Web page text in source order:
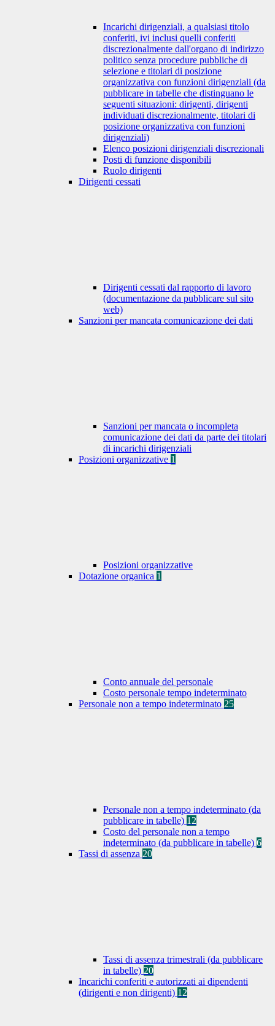
Incarichi dirigenziali, a qualsiasi titolo
conferiti, ivi inclusi quelli conferiti
discrezionalmente dall'organo di indirizzo
politico senza procedure pubbliche di
selezione e titolari di posizione
organizzativa con funzioni dirigenziali (da
pubblicare in tabelle che distinguano le
seguenti situazioni: dirigenti, dirigenti
individuati discrezionalmente, titolari di
posizione organizzativa con funzioni
dirigenziali)
Elenco posizioni dirigenziali discrezionali
Posti di funzione disponibili
Ruolo dirigenti
Dirigenti cessati
Dirigenti cessati dal rapporto di lavoro
(documentazione da pubblicare sul sito
web)
Sanzioni per mancata comunicazione dei dati
Sanzioni per mancata o incompleta
comunicazione dei dati da parte dei titolari
di incarichi dirigenziali
Posizioni organizzative 1
Posizioni organizzative
Dotazione organica 1
Conto annuale del personale
Costo personale tempo indeterminato
Personale non a tempo indeterminato 25
Personale non a tempo indeterminato (da
pubblicare in tabelle) 12
Costo del personale non a tempo
indeterminato (da pubblicare in tabelle) 6
Tassi di assenza 20
Tassi di assenza trimestrali (da pubblicare
in tabelle) 20
Incarichi conferiti e autorizzati ai dipendenti
(dirigenti e non dirigenti) 12